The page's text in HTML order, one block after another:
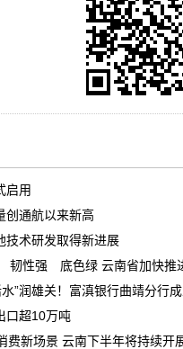
启用
创通航以来新高
技术研发取得新进展
韧性强 底色绿 云南省加快推
”润雄关！富滇银行曲靖分行
口超10万吨
费新场景 云南下半年将持续开